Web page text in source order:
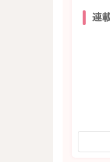
連